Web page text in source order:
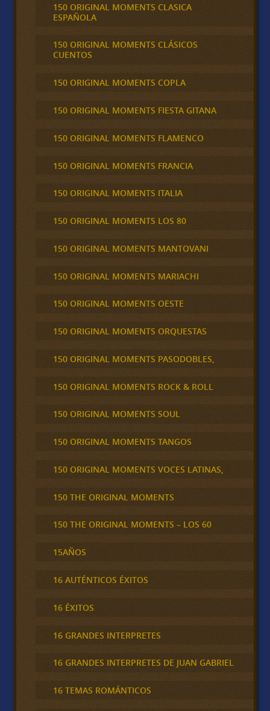
150 ORIGINAL MOMENTS CLASICA
ESPAÑOLA
150 ORIGINAL MOMENTS CLÁSICOS
CUENTOS
150 ORIGINAL MOMENTS COPLA
150 ORIGINAL MOMENTS FIESTA GITANA
150 ORIGINAL MOMENTS FLAMENCO
150 ORIGINAL MOMENTS FRANCIA
150 ORIGINAL MOMENTS ITALIA
150 ORIGINAL MOMENTS LOS 80
150 ORIGINAL MOMENTS MANTOVANI
150 ORIGINAL MOMENTS MARIACHI
150 ORIGINAL MOMENTS OESTE
150 ORIGINAL MOMENTS ORQUESTAS
150 ORIGINAL MOMENTS PASODOBLES,
150 ORIGINAL MOMENTS ROCK & ROLL
150 ORIGINAL MOMENTS SOUL
150 ORIGINAL MOMENTS TANGOS
150 ORIGINAL MOMENTS VOCES LATINAS,
150 THE ORIGINAL MOMENTS
150 THE ORIGINAL MOMENTS – LOS 60
15AÑOS
16 AUTÉNTICOS ÉXITOS
16 ÉXITOS
16 GRANDES INTERPRETES
16 GRANDES INTERPRETES DE JUAN GABRIEL
16 TEMAS ROMÁNTICOS